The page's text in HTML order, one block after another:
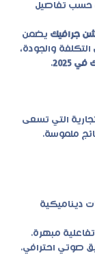
حسب تفاصيل
جرافيك يضمن
والجودة،
2025
.
التي تسعى
ملموسة.
ديناميكية
صوتي احترافي.